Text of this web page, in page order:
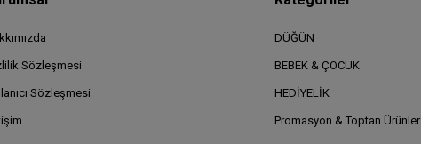
Sözleşmesi
Sözleşmesi
DÜĞÜN
BEBEK & ÇOCUK
HEDİYELİK
Promasyon & Toptan Ürünler